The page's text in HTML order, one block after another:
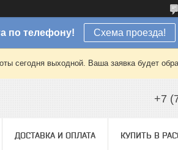
по телефону! Схема проезда!
сегодня выходной. Ваша заявка будет
+7
ДОСТАВКА И ОПЛАТА КУПИТЬ В